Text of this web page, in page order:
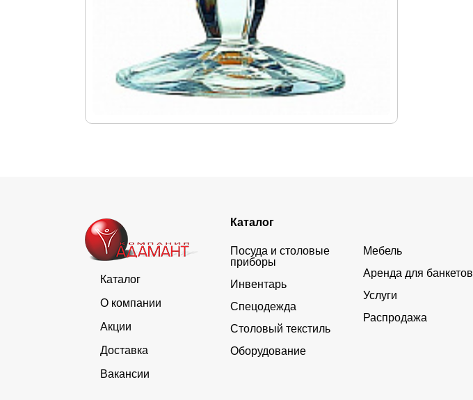
Каталог
О компании
Акции
Доставка
Вакансии
Каталог
Посуда и столовые
приборы
Инвентарь
Спецодежда
Столовый текстиль
Оборудование
Мебель
Аренда для банкетов
Услуги
Распродажа